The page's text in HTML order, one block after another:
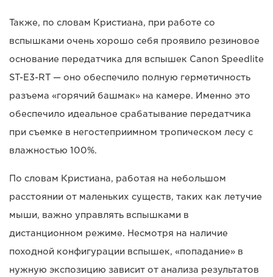
Также, по словам Кристиана, при работе со
вспышками очень хорошо себя проявило резиновое
основание передатчика для вспышек Canon Speedlite
ST-E3-RT — оно обеспечило полную герметичность
разъема «горячий башмак» на камере. Именно это
обеспечило идеальное срабатывание передатчика
при съемке в негостеприимном тропическом лесу с
влажностью 100%.
По словам Кристиана, работая на небольшом
расстоянии от маленьких существ, таких как летучие
мыши, важно управлять вспышками в
дистанционном режиме. Несмотря на наличие
походной конфигурации вспышек, «попадание» в
нужную экспозицию зависит от анализа результатов